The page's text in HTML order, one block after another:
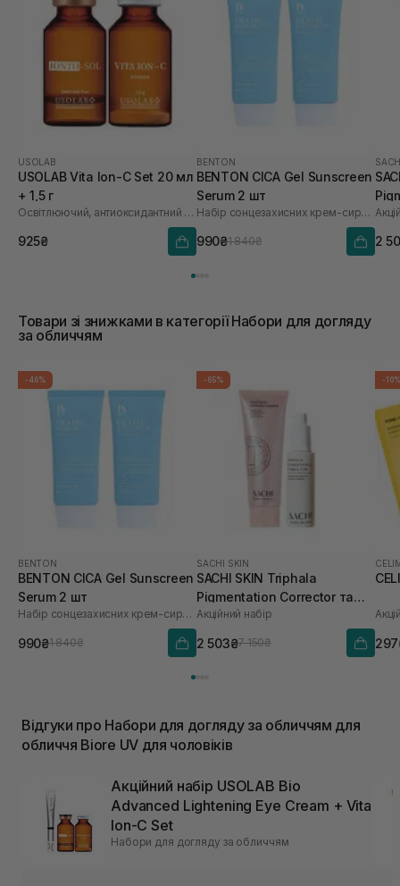
USOLAB
USOLAB Vita Ion-C Set 20 мл
+ 1,5 г
Освітлюючий, антиоксидантний та омолоджуючий набір
925₴
BENTON
BENTON CICA Gel Sunscreen
Serum 2 шт
Набір сонцезахисних крем-сироваток
990₴1 840₴ 2
Товари зі знижками в категорії Набори для догляду
за обличчям
-46%
BENTON
BENTON CICA Gel Sunscreen
Serum 2 шт
Набір сонцезахисних крем-сироваток
990₴1 840₴
-65%
SACHI SKIN
SACHI SKIN Triphala
Pigmentation Corrector та
Saffron Luminous Cleanser
Акційний набір
2 503₴7 150₴
-
Відгуки про Набори для догляду за обличчям для
обличчя Biore UV для чоловіків
Акційний набір USOLAB Bio
Advanced Lightening Eye Cream + Vita
Ion-C Set
Набори для догляду за обличчям